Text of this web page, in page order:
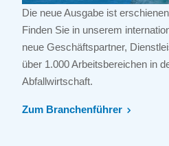
Die neue Ausgabe ist
Finden Sie in unserem
neue Geschäftspartner,
über 1.000 Arbeitsbereichen in
Abfallwirtschaft.
Zum Branchenführer